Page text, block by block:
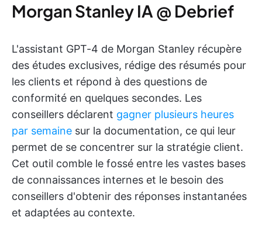
Morgan Stanley IA @ Debrief
L'assistant GPT-4 de Morgan Stanley récupère
des études exclusives, rédige des résumés pour
les clients et répond à des questions de
conformité en quelques secondes. Les
conseillers déclarent gagner plusieurs heures
par semaine sur la documentation, ce qui leur
permet de se concentrer sur la stratégie client.
Cet outil comble le fossé entre les vastes bases
de connaissances internes et le besoin des
conseillers d'obtenir des réponses instantanées
et adaptées au contexte.